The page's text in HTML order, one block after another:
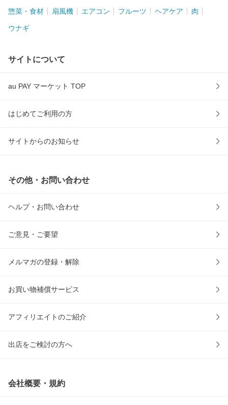
惣菜・食材 扇風機 エアコン フルーツ ヘアケア 肉
ウナギ
サイトについて
au PAY マーケット TOP
はじめてご利用の方
サイトからのお知らせ
その他・お問い合わせ
ヘルプ・お問い合わせ
ご意見・ご要望
メルマガの登録・解除
お買い物補償サービス
アフィリエイトのご紹介
出店をご検討の方へ
会社概要・規約